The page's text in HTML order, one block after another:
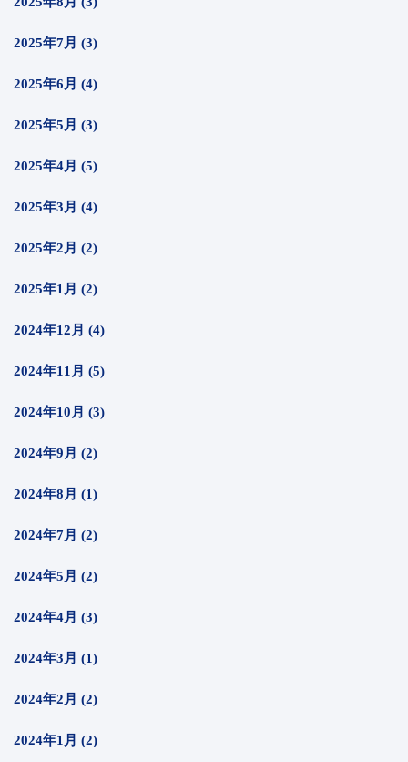
2025年7月 (3)
2025年6月 (4)
2025年5月 (3)
2025年4月 (5)
2025年3月 (4)
2025年2月 (2)
2025年1月 (2)
2024年12月 (4)
2024年11月 (5)
2024年10月 (3)
2024年9月 (2)
2024年8月 (1)
2024年7月 (2)
2024年5月 (2)
2024年4月 (3)
2024年3月 (1)
2024年2月 (2)
2024年1月 (2)